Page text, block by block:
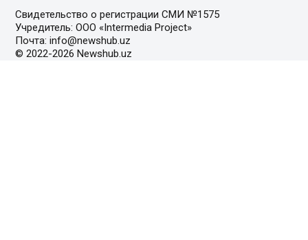
Свидетельство о регистрации СМИ №1575
Учредитель: ООО «Intermedia Project»
Почта: info@newshub.uz
© 2022-2026 Newshub.uz